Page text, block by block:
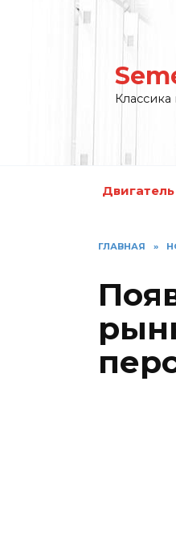
Классика
Двигатель
ГЛАВНАЯ »